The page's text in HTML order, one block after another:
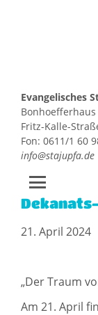
Evangelisches
Bonhoefferhaus
Fritz-Kalle-
Fon: 0611/1 60
info@stajupfa.de
Zum
springen
21. April 2024
„Der Traum
Am 21. April